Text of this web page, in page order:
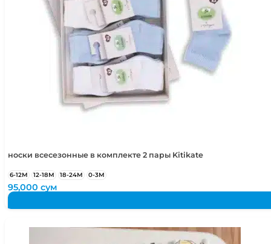
носки всесезонные в комплекте 2 пары Kitikate
6-12М 12-18М 18-24М 0-3М
95,000сум